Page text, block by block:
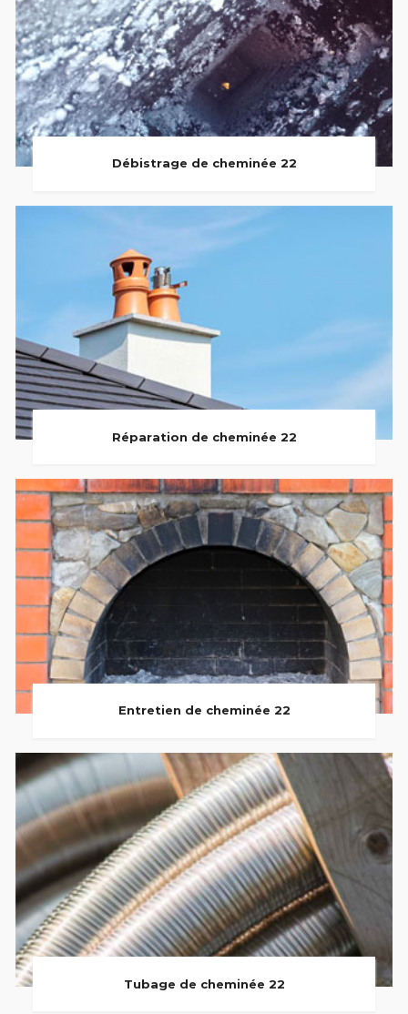
Débistrage de cheminée 22
Réparation de cheminée 22
Entretien de cheminée 22
Tubage de cheminée 22